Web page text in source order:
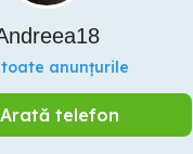
toate anunțurile
Arată telefon